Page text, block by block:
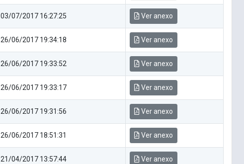
03/07/2017 16:27:25 Ver anexo
26/06/2017 19:34:18 Ver anexo
26/06/2017 19:33:52 Ver anexo
26/06/2017 19:33:17 Ver anexo
26/06/2017 19:31:56 Ver anexo
26/06/2017 18:51:31 Ver anexo
21/04/2017 13:57:44 Ver anexo